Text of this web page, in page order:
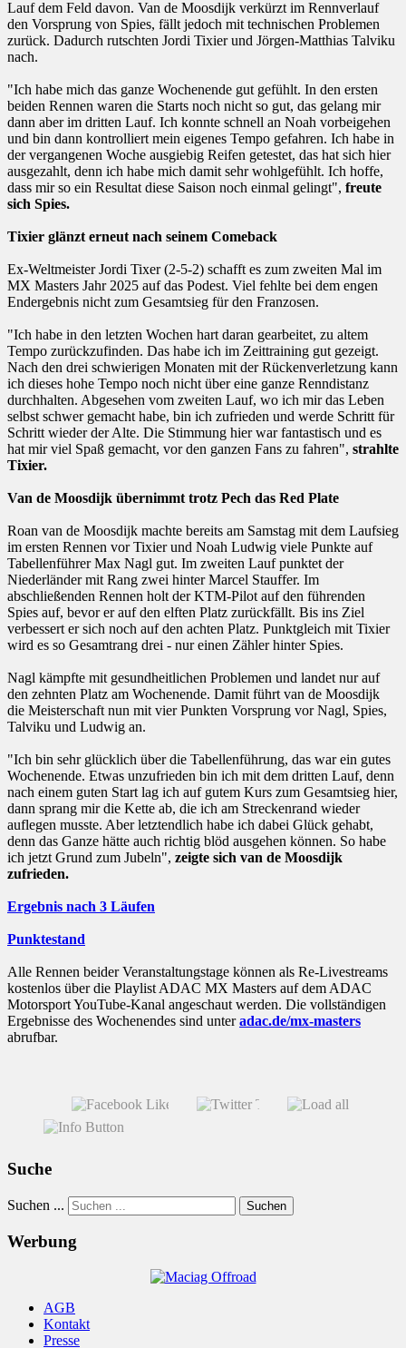
Lauf dem Feld davon. Van de Moosdijk verkürzt im Rennverlauf
den Vorsprung von Spies, fällt jedoch mit technischen Problemen
zurück. Dadurch rutschten Jordi Tixier und Jörgen-Matthias Talviku
nach.
"Ich habe mich das ganze Wochenende gut gefühlt. In den ersten
beiden Rennen waren die Starts noch nicht so gut, das gelang mir
dann aber im dritten Lauf. Ich konnte schnell an Noah vorbeigehen
und bin dann kontrolliert mein eigenes Tempo gefahren. Ich habe in
der vergangenen Woche ausgiebig Reifen getestet, das hat sich hier
ausgezahlt, denn ich habe mich damit sehr wohlgefühlt. Ich hoffe,
dass mir so ein Resultat diese Saison noch einmal gelingt", freute
sich Spies.
Tixier glänzt erneut nach seinem Comeback
Ex-Weltmeister Jordi Tixer (2-5-2) schafft es zum zweiten Mal im
MX Masters Jahr 2025 auf das Podest. Viel fehlte bei dem engen
Endergebnis nicht zum Gesamtsieg für den Franzosen.
"Ich habe in den letzten Wochen hart daran gearbeitet, zu altem
Tempo zurückzufinden. Das habe ich im Zeittraining gut gezeigt.
Nach den drei schwierigen Monaten mit der Rückenverletzung kann
ich dieses hohe Tempo noch nicht über eine ganze Renndistanz
durchhalten. Abgesehen vom zweiten Lauf, wo ich mir das Leben
selbst schwer gemacht habe, bin ich zufrieden und werde Schritt für
Schritt wieder der Alte. Die Stimmung hier war fantastisch und es
hat mir viel Spaß gemacht, vor den ganzen Fans zu fahren", strahlte
Tixier.
Van de Moosdijk übernimmt trotz Pech das Red Plate
Roan van de Moosdijk machte bereits am Samstag mit dem Laufsieg
im ersten Rennen vor Tixier und Noah Ludwig viele Punkte auf
Tabellenführer Max Nagl gut. Im zweiten Lauf punktet der
Niederländer mit Rang zwei hinter Marcel Stauffer. Im
abschließenden Rennen holt der KTM-Pilot auf den führenden
Spies auf, bevor er auf den elften Platz zurückfällt. Bis ins Ziel
verbessert er sich noch auf den achten Platz. Punktgleich mit Tixier
wird es so Gesamtrang drei - nur einen Zähler hinter Spies.
Nagl kämpfte mit gesundheitlichen Problemen und landet nur auf
den zehnten Platz am Wochenende. Damit führt van de Moosdijk
die Meisterschaft nun mit vier Punkten Vorsprung vor Nagl, Spies,
Talviku und Ludwig an.
"Ich bin sehr glücklich über die Tabellenführung, das war ein gutes
Wochenende. Etwas unzufrieden bin ich mit dem dritten Lauf, denn
nach einem guten Start lag ich auf gutem Kurs zum Gesamtsieg hier,
dann sprang mir die Kette ab, die ich am Streckenrand wieder
auflegen musste. Aber letztendlich habe ich dabei Glück gehabt,
denn das Ganze hätte auch richtig blöd ausgehen können. So habe
ich jetzt Grund zum Jubeln", zeigte sich van de Moosdijk
zufrieden.
Ergebnis nach 3 Läufen
Punktestand
Alle Rennen beider Veranstaltungstage können als Re-Livestreams
kostenlos über die Playlist ADAC MX Masters auf dem ADAC
Motorsport YouTube-Kanal angeschaut werden. Die vollständigen
Ergebnisse des Wochenendes sind unteradac.de/mx-masters
abrufbar.
Suche
Suchen ... Suchen
Werbung
AGB
Kontakt
Presse